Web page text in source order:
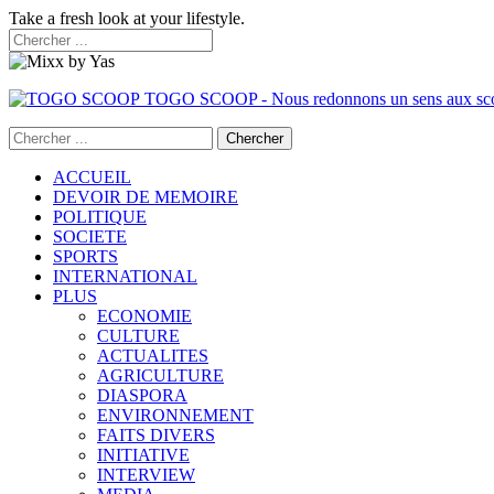
Take a fresh look at your lifestyle.
TOGO SCOOP - Nous redonnons un sens aux
ACCUEIL
DEVOIR DE MEMOIRE
POLITIQUE
SOCIETE
SPORTS
INTERNATIONAL
PLUS
ECONOMIE
CULTURE
ACTUALITES
AGRICULTURE
DIASPORA
ENVIRONNEMENT
FAITS DIVERS
INITIATIVE
INTERVIEW